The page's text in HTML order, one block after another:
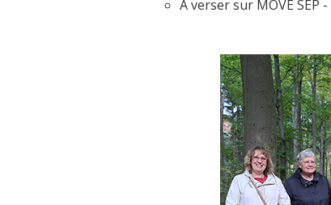
A verser sur MOVE SEP -